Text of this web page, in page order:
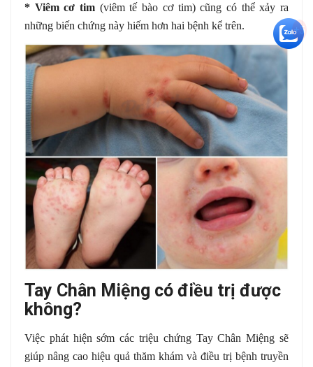
* Viêm cơ tim (viêm tế bào cơ tim) cũng có thể xảy ra
những biến chứng này hiếm hơn hai bệnh kể trên.
Tay Chân Miệng có điều trị được
không?
Việc phát hiện sớm các triệu chứng Tay Chân Miệng sẽ
giúp nâng cao hiệu quả thăm khám và điều trị bệnh truyền
+5